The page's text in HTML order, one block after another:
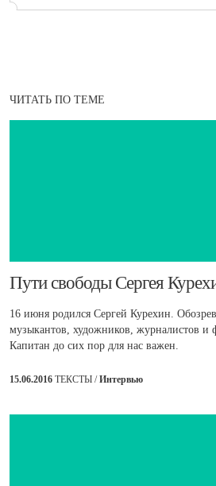
ЧИТАТЬ ПО ТЕМЕ
​Пути свободы Сергея
16 июня родился Сергей Курехин.
музыкантов, художников, журналистов и
Капитан до сих пор для нас важен.
15.06.2016 ТЕКСТЫ /Интервью